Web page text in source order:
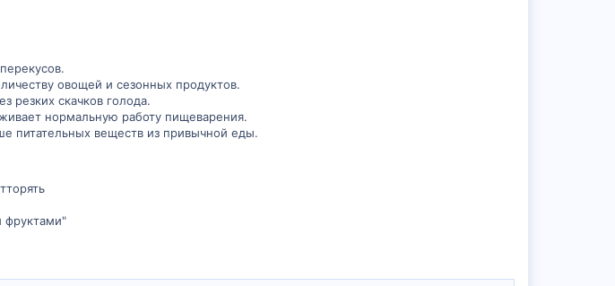
овощей и сезонных продуктов.
резких скачков голода.
нормальную работу пищеварения.
питательных веществ из привычной еды.
фруктами"